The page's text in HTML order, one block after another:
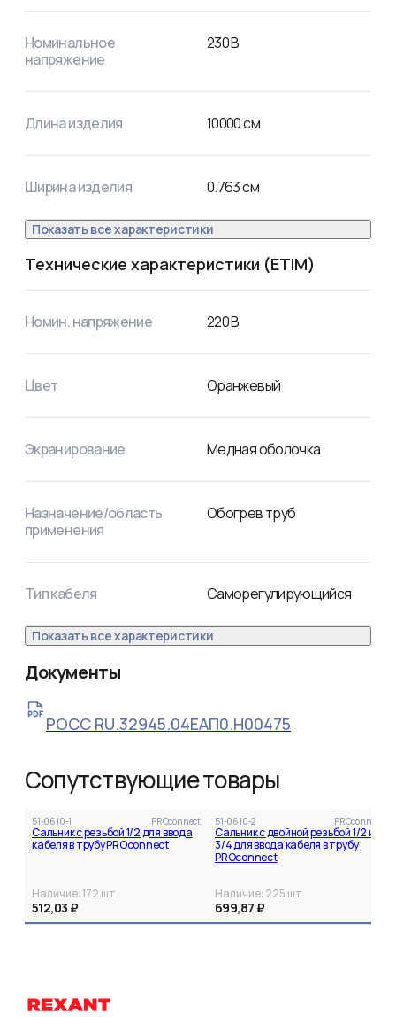
Номинальное
напряжение
230В
Длина изделия 10000см
Ширина изделия 0.763см
Показать все характеристики
Технические характеристики (ETIM)
Номин. напряжение 220В
Цвет Оранжевый
Экранирование Медная оболочка
Назначение/область
применения
Обогрев труб
Тип кабеля Саморегулирующийся
Показать все характеристики
Документы
РОСС RU.32945.04EAП0.H00475
Сопутствующие товары
51-0610-1 PROconnect
Сальник с резьбой 1/2 для ввода
кабеля в трубу PROconnect
Наличие:172 шт.
512,03 ₽
51-0610-2 PROconnect
Сальник с двойной резьбой 1/2 и
3/4 для ввода кабеля в трубу
PROconnect
Наличие: 225 шт.
699,87 ₽